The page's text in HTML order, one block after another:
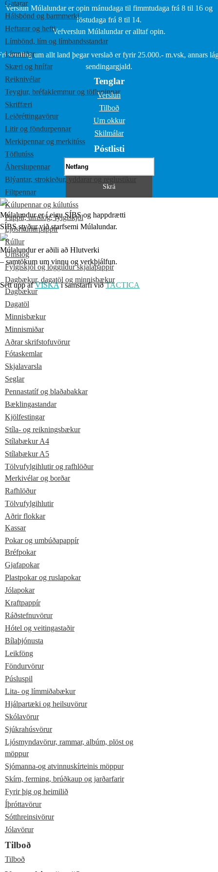
Gatarar
Hálsbönd og barmmerki
Heftarar og hefti
Límbönd, lím og límbandsstandar
Límmiðar
Skæri og hnífar
Reiknivélar
Teygjur, bréfaklemmur og töflupinnar
Skriffæri
Leiðréttingavörur
Litir og föndurpennar
Merkipennar og merkitúss
Töflutúss
Áherslupennar
Blýantar, strokleður, yddarar og reglustikur
Filtpennar
Kúlupennar og kúlutúss
Pappír, umslög, fylgiskjöl
Ljósritunarpappír
Rúllur
Umslög
Fylgiskjöl og löggildur skjalapappír
Dagbækur, dagatöl og minnisbækur
Dagbækur
Dagatöl
Minnisbækur
Minnismiðar
Aðrar skrifstofuvörur
Fótaskemlar
Skjalavarsla
Seglar
Pennastatíf og blaðabakkar
Bæklingastandar
Kjölfestingar
Stíla- og reikningsbækur
Stílabækur A4
Stílabækur A5
Tölvufylgihlutir og rafhlöður
Merkivélar og borðar
Rafhlöður
Tölvufylgihlutir
Aðrir flokkar
Kassar
Pokar og umbúðapappír
Bréfpokar
Gjafapokar
Plastpokar og ruslapokar
Jólapokar
Kraftpappír
Ráðstefnuvörur
Hótel og veitingastaðir
Bílaþjónusta
Leikföng
Föndurvörur
Púsluspil
Lita- og límmiðabækur
Hjálpartæki og heilsuvörur
Skólavörur
Sjúkrahúsvörur
Ljósmyndavörur, rammar, albúm, plöst og
möppur
Sjómanna-og atvinnuskírteinis möppur
Skírn, ferming, brúðkaup og jarðarfarir
Fyrir þig og heimilið
Íþróttavörur
Sótthreinsivörur
Jólavörur
Tilboð
Tilboð
Verslun Múlalundar er opin mánudaga til fimmtudaga frá 8 til 16 og
föstudaga frá 8 til 14.
Vefverslun Múlalundar er alltaf opin.
sending um allt land þegar verslað er fyrir 25.000.- m.vsk, annars
sendingargjald.
Tenglar
Verslun
Tilboð
Um okkur
Skilmálar
Póstlisti
Múlalundur er í eigu SÍBS og happdrætti
SÍBS styður við starfsemi Múlalundar.
Múlalundur er aðili að Hlutverki
– samtökum um vinnu og verkþjálfun.
Sett upp afVISKAí samstarfi viðTACTICA